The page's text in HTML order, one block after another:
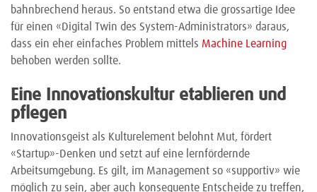
bahnbrechend heraus. So entstand etwa die grossartige Idee
für einen «Digital Twin des System-Administrators» daraus,
dass ein eher einfaches Problem mittels Machine Learning
behoben werden sollte.
Eine Innovationskultur etablieren und
pflegen
Innovationsgeist als Kulturelement belohnt Mut, fördert
«Startup»-Denken und setzt auf eine lernfördernde
Arbeitsumgebung. Es gilt, im Management so «supportiv» wie
möglich zu sein, aber auch konsequente Entscheide zu treffen,